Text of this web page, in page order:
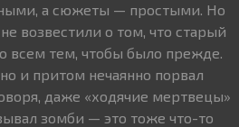
а сюжеты — простыми. Но
возвестили о том, что старый
всем тем, чтобы было прежде.
и притом нечаянно порвал
даже «ходячие мертвецы»
зомби — это тоже что-то